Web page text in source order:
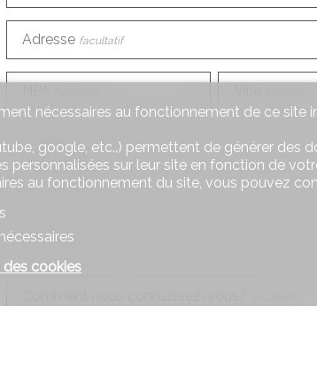
Adresse facultatif
Pays facultatif
Téléphone
E-mail
nécessaires au fonctionnement de ce
google, etc..) permettent de générer
personnalisées sur leur site en fonction de
au fonctionnement du site, vous pouvez
cookies